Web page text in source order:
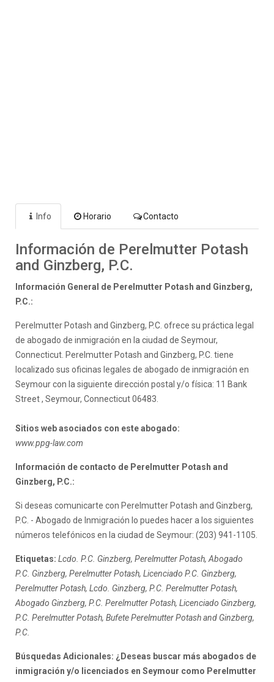
Info Horario Contacto
Información de Perelmutter Potash
and Ginzberg, P.C.
Información General de Perelmutter Potash and Ginzberg,
P.C.:
Perelmutter Potash and Ginzberg, P.C. ofrece su práctica legal
de abogado de inmigración en la ciudad de Seymour,
Connecticut. Perelmutter Potash and Ginzberg, P.C. tiene
localizado sus oficinas legales de abogado de inmigración en
Seymour con la siguiente dirección postal y/o física: 11 Bank
Street , Seymour, Connecticut 06483.
Sitios web asociados con este abogado:
www.ppg-law.com
Información de contacto de Perelmutter Potash and
Ginzberg, P.C.:
Si deseas comunicarte con Perelmutter Potash and Ginzberg,
P.C. - Abogado de Inmigración lo puedes hacer a los siguientes
números telefónicos en la ciudad de Seymour: (203) 941-1105.
Etiquetas: Lcdo. P.C. Ginzberg, Perelmutter Potash, Abogado
P.C. Ginzberg, Perelmutter Potash, Licenciado P.C. Ginzberg,
Perelmutter Potash, Lcdo. Ginzberg, P.C. Perelmutter Potash,
Abogado Ginzberg, P.C. Perelmutter Potash, Licenciado Ginzberg,
P.C. Perelmutter Potash, Bufete Perelmutter Potash and Ginzberg,
P.C.
Búsquedas Adicionales: ¿Deseas buscar más abogados de
inmigración y/o licenciados en Seymour como Perelmutter